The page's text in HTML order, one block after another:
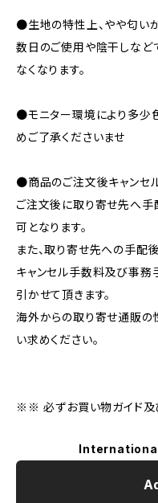
●生地の特性上、やや匂い
数日のご使用や陰干しなど
なくなります。
●モニター環境により多少
めご了承くださいませ
●商品のご注文後キャンセ
ご注文後に取り寄せ先へ手
可となります。
また、取り寄せ先への手配
キャンセル手数料及び事
引かせて頂きます。
海外からの取り寄せ通販の
い求めください。
※※ 必ずお買い物ガイド及